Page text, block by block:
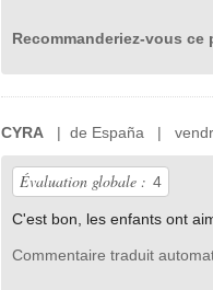
Recommanderiez-vous ce
CYRA | de España |
Évaluation globale : 4
C'est bon, les enfants ont
Commentaire traduit